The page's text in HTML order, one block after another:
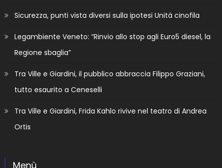
Sicurezza, punti vista diversi sulla ipotesi Unità cinofila
Legambiente Veneto: “Rinvio allo stop agli Euro5 diesel, la
Regione sbaglia”
Tra Ville e Giardini, il pubblico abbraccia Filippo Graziani,
tutto esaurito a Ceneselli
Tra Ville e Giardini, Frida Kahlo rivive nel teatro di Andrea
Ortis
Menù